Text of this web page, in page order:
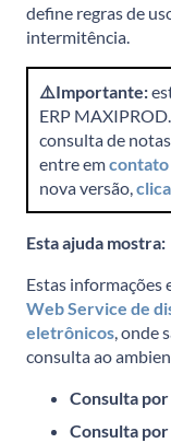
define regras de
intermitência.
⚠️Importante:
ERP
consulta de
entre emcontato
nova versão,
Esta ajuda mostra:
Estas informações
Web Service de
eletrônicos , onde
consulta ao
Consulta por
Consulta